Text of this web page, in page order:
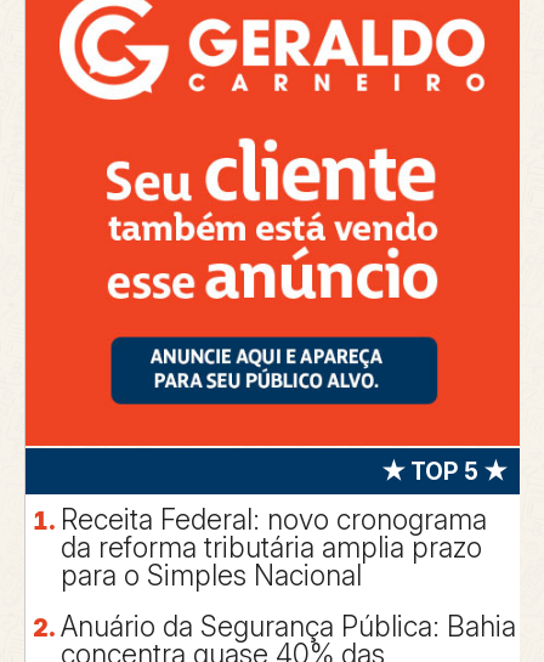
★ TOP 5 ★
Receita Federal: novo cronograma
da reforma tributária amplia prazo
para o Simples Nacional
Anuário da Segurança Pública: Bahia
concentra quase 40% das